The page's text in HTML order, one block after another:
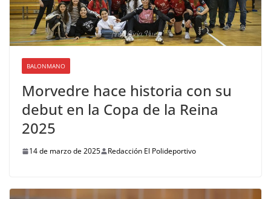
BALONMANO
Morvedre hace historia con su
debut en la Copa de la Reina
2025
14 de marzo de 2025 Redacción El Polideportivo